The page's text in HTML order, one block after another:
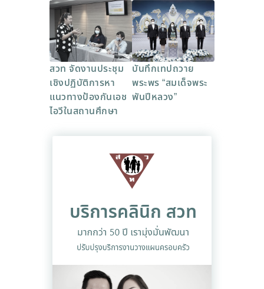
สวท จัดงานประชุม
เชิงปฏิบัติการหา
แนวทางป้องกันเอช
ไอวีในสถานศึกษา
บันทึกเทปถวาย
พระพร “สมเด็จพระ
พันปีหลวง”